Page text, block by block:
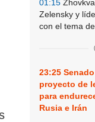
01:15
Zelensky y
con el tema
23:25
proyecto de
para
Rusia e Irán